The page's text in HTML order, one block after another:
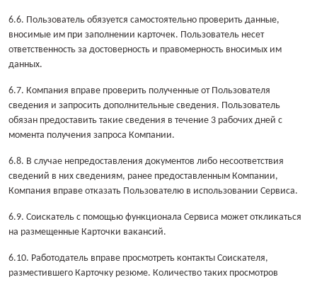
6.6. Пользователь обязуется самостоятельно проверить данные,
вносимые им при заполнении карточек. Пользователь несет
ответственность за достоверность и правомерность вносимых им
данных.
6.7. Компания вправе проверить полученные от Пользователя
сведения и запросить дополнительные сведения. Пользователь
обязан предоставить такие сведения в течение 3 рабочих дней с
момента получения запроса Компании.
6.8. В случае непредоставления документов либо несоответствия
сведений в них сведениям, ранее предоставленным Компании,
Компания вправе отказать Пользователю в использовании Сервиса.
6.9. Соискатель с помощью функционала Сервиса может откликаться
на размещенные Карточки вакансий.
6.10. Работодатель вправе просмотреть контакты Соискателя,
разместившего Карточку резюме. Количество таких просмотров